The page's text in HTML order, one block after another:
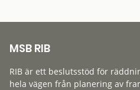
MSB RIB
RIB är ett beslutsstöd för
hela vägen från planering av